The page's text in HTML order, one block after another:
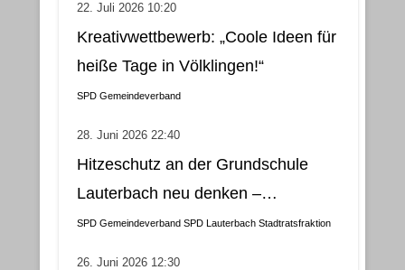
22. Juli 2026 10:20
Kreativwettbewerb: „Coole Ideen für
heiße Tage in Völklingen!“
SPD Gemeindeverband
28. Juni 2026 22:40
Hitzeschutz an der Grundschule
Lauterbach neu denken –
Klimatisierung als wirtschaftliche
SPD Gemeindeverband SPD Lauterbach Stadtratsfraktion
26. Juni 2026 12:30